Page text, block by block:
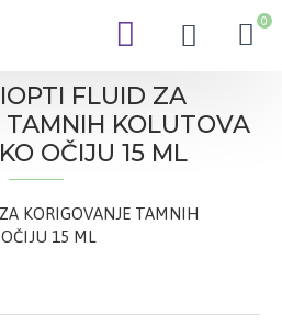
0
FLUID ZA
TAMNIH KOLUTOVA
OČIJU 15 ML